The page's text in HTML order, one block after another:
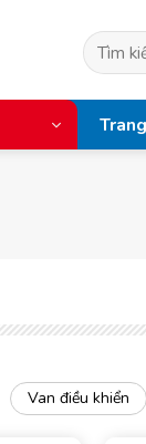
Tìm
kiếm:
Van điều khiển